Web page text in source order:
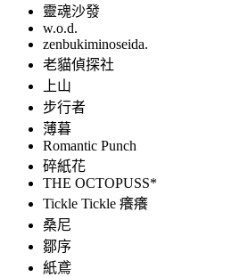
靈魂沙發
w.o.d.
zenbukiminoseida.
老貓偵探社
上山
步行者
薄暮
Romantic Punch
碎紙花
THE OCTOPUSS*
Tickle Tickle 癢癢
桑尼
鄒序
紙鳶